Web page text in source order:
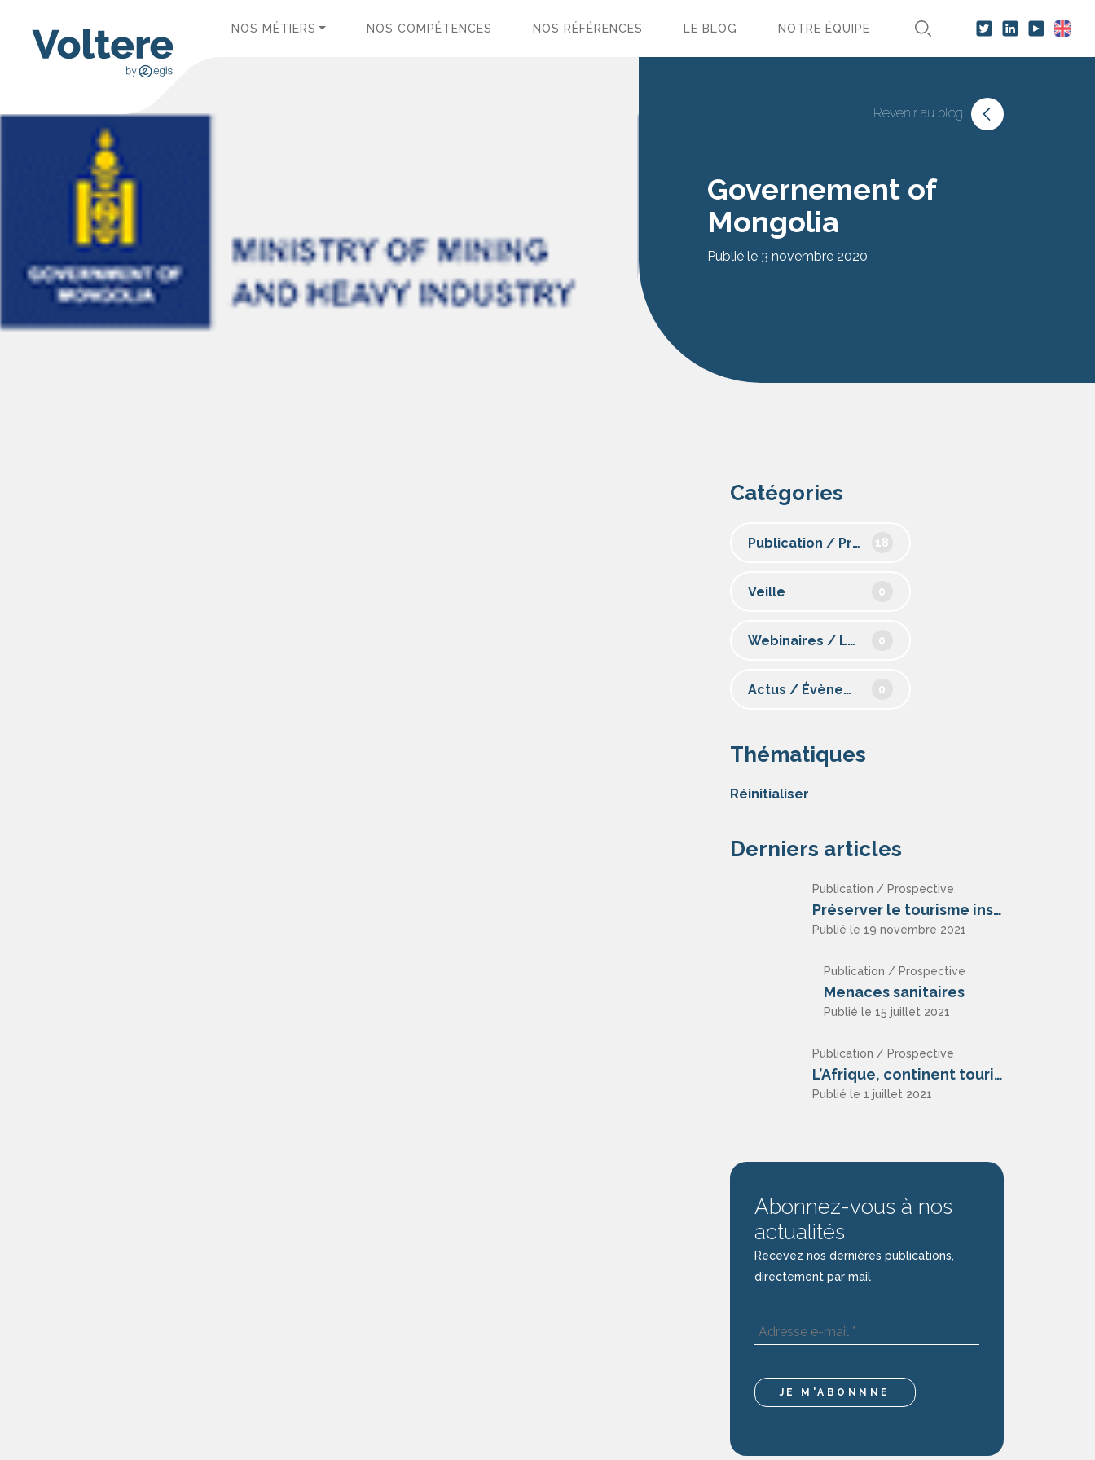
NOS MÉTIERS NOS COMPÉTENCES NOS RÉFÉRENCES LE BLOG NOTRE ÉQUIPE
Revenir au blog
Governement of
Mongolia
Publié le 3 novembre 2020
Catégories
Publication / Prospective 18
Veille 0
Webinaires / Loisirs 0
Actus / Évènements 0
Thématiques
Réinitialiser
Derniers articles
Publication / Prospective
Préserver le tourisme insulaire
Publié le 19 novembre 2021
Publication / Prospective
Menaces sanitaires
Publié le 15 juillet 2021
Publication / Prospective
L’Afrique, continent touristique ?
Publié le 1 juillet 2021
Abonnez-vous à nos
actualités
Recevez nos dernières publications,
directement par mail
Adresse
e-
*